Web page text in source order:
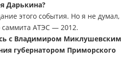
Дарькина?
этого события. Но я не думал,
саммита АТЭС — 2012.
с Владимиром Миклушевским
губернатором Приморского